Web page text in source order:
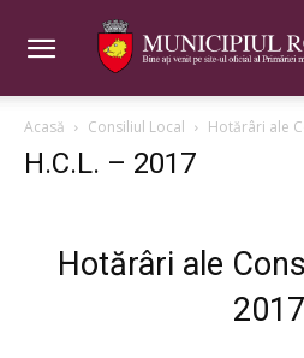
Acasă Consiliul Local Hotărâri ale
H.C.L. – 2017
Hotărâri ale
2017